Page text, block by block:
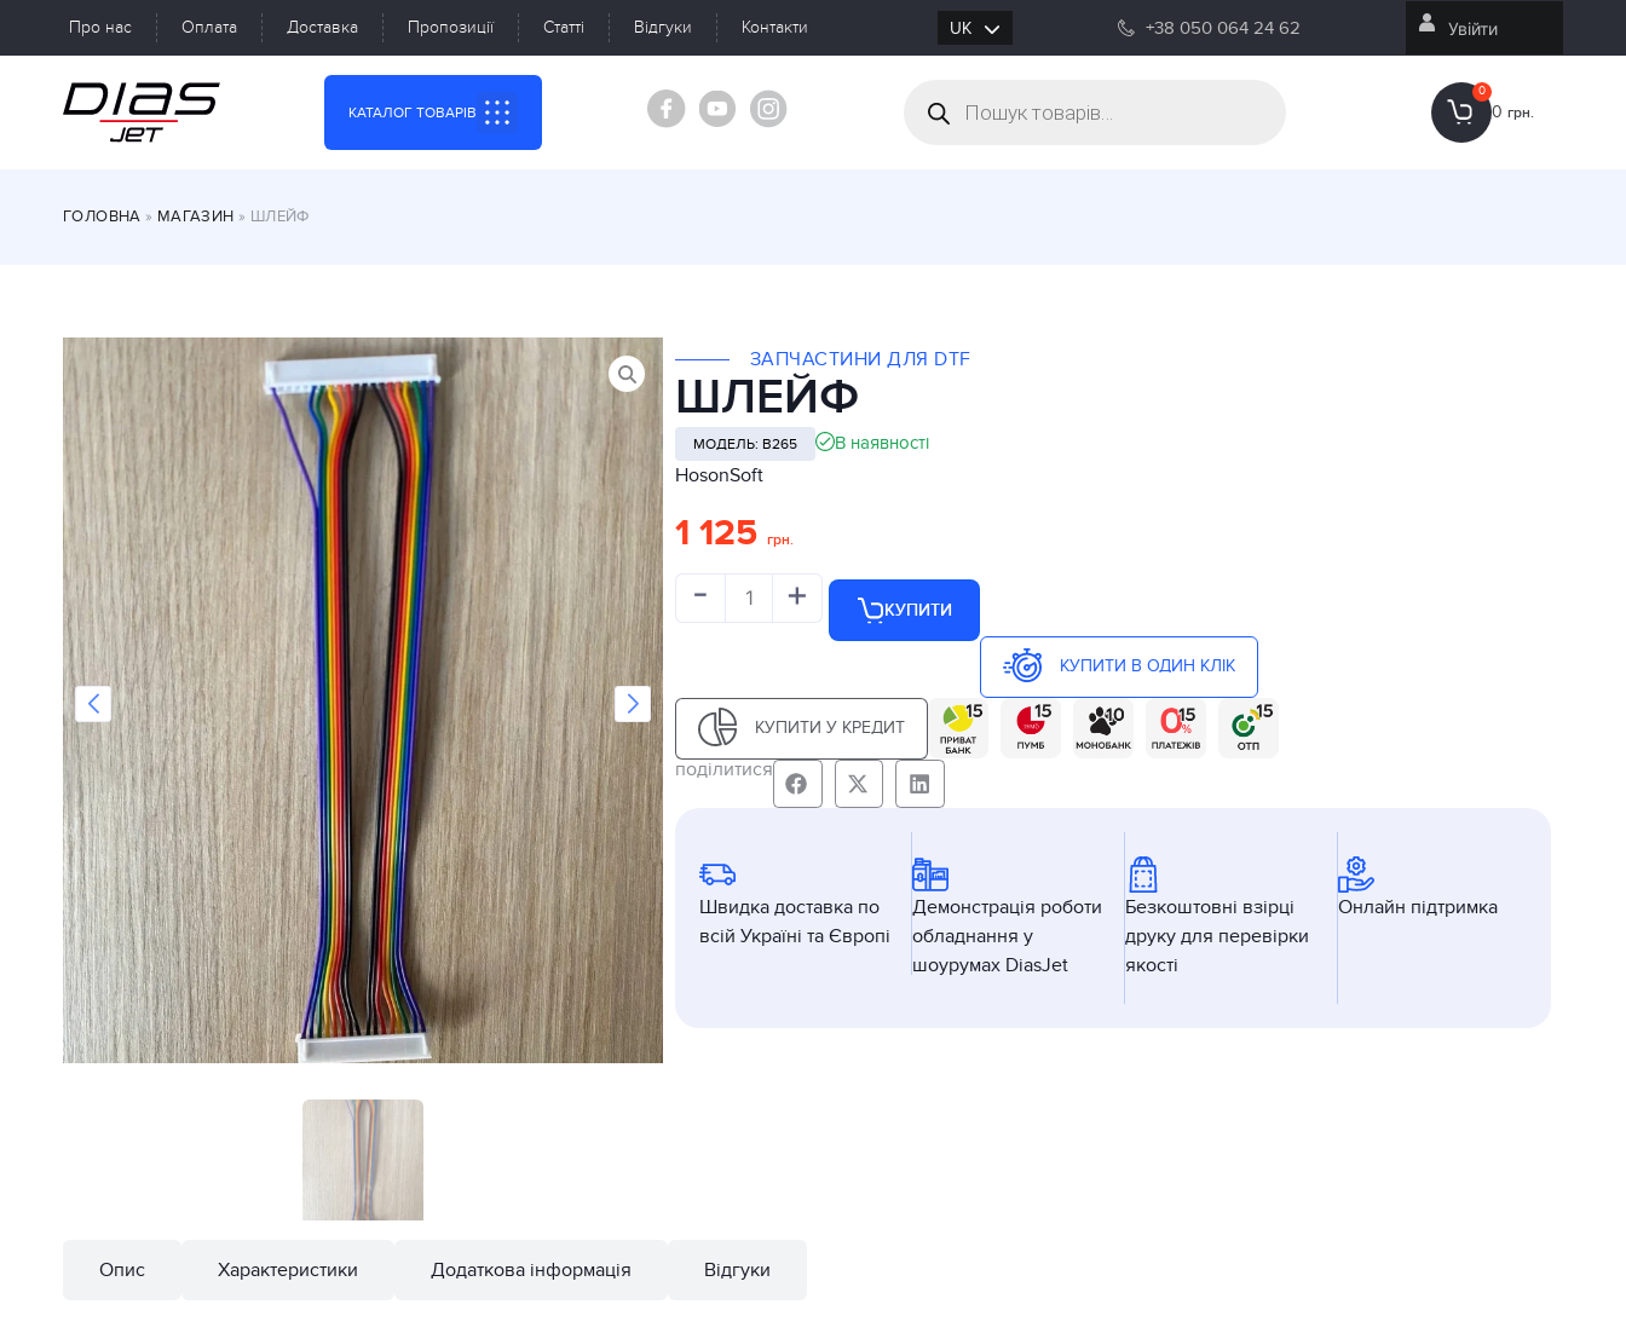
Про нас Оплата Доставка Пропозиції Статті Відгуки Контакти UK
RU +38 050 064 24 62 Увійти
КАТАЛОГ ТОВАРІВ 0 грн.
0
ГОЛОВНА » МАГАЗИН » ШЛЕЙФ
ЗАПЧАСТИНИ ДЛЯ DTF
ШЛЕЙФ
МОДЕЛЬ: B265 В наявності
HosonSoft
1 125 грн.
- + КУПИТИ
КУПИТИ В ОДИН КЛІК
КУПИТИ У КРЕДИТ
поділитися
Швидка доставка по
всій Україні та Європі
Демонстрація роботи
обладнання у
шоурумах DiasJet
Безкоштовні взірці
друку для перевірки
якості
Онлайн підтримка
Опис Характеристики Додаткова інформація Відгуки